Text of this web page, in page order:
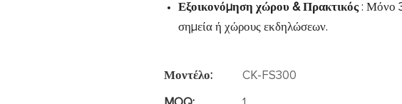
Εξοικονόμηση χώρου & Πρακτικός: Μόνο
σημεία ή χώρους εκδηλώσεων.
Μοντέλο: CK-FS300